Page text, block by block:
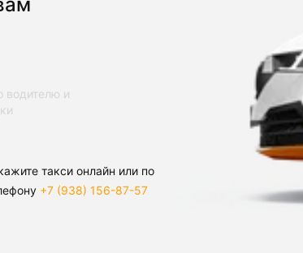
и
такси онлайн или по
+7 (938) 156-87-57